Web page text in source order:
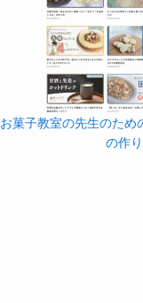
お菓子教室の先生のため
の作